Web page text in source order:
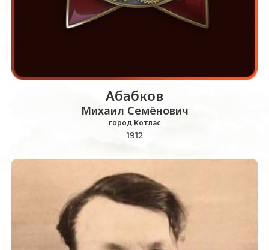
Абабков
Михаил Семёнович
город Котлас
1912